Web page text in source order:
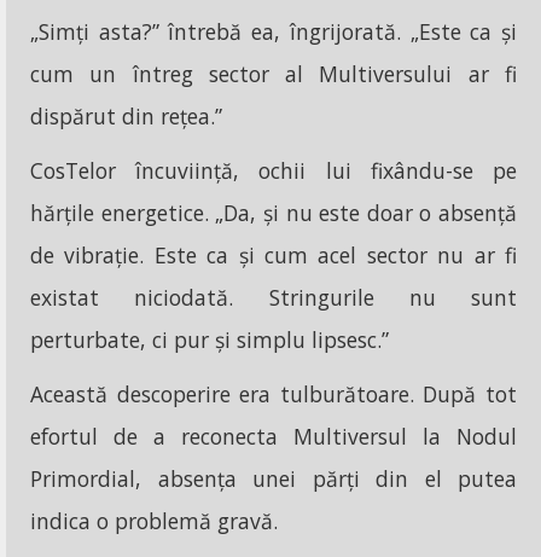
„Simți asta?” întrebă ea, îngrijorată. „Este ca și
cum un întreg sector al Multiversului ar fi
dispărut din rețea.”
CosTelor încuviință, ochii lui fixându-se pe
hărțile energetice. „Da, și nu este doar o absență
de vibrație. Este ca și cum acel sector nu ar fi
existat niciodată. Stringurile nu sunt
perturbate, ci pur și simplu lipsesc.”
Această descoperire era tulburătoare. După tot
efortul de a reconecta Multiversul la Nodul
Primordial, absența unei părți din el putea
indica o problemă gravă.